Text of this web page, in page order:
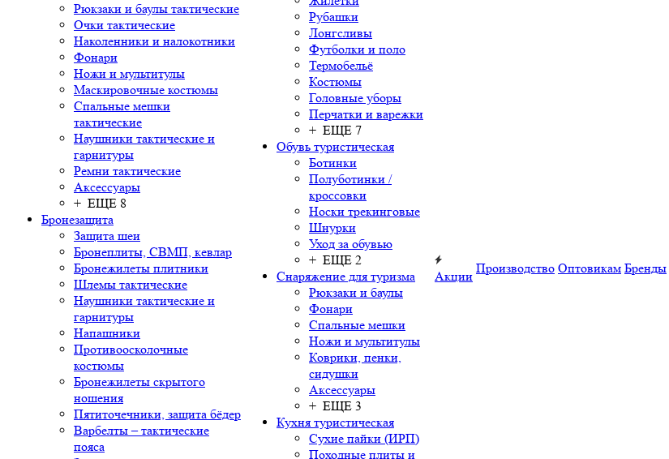
Рюкзаки и баулы тактические
Очки тактические
Наколенники и налокотники
Фонари
Ножи и мультитулы
Маскировочные костюмы
Спальные мешки
тактические
Наушники тактические и
гарнитуры
Ремни тактические
Аксессуары
+ ЕЩЕ 8
Бронезащита
Защита шеи
Бронеплиты, СВМП, кевлар
Бронежилеты плитники
Шлемы тактические
Наушники тактические и
гарнитуры
Напашники
Противоосколочные
костюмы
Бронежилеты скрытого
ношения
Пятиточечники, защита бёдер
Варбелты – тактические
пояса
Рубашки
Лонгсливы
Футболки и поло
Термобельё
Костюмы
Головные уборы
Перчатки и варежки
+ ЕЩЕ 7
Обувь туристическая
Ботинки
Полуботинки /
кроссовки
Носки трекинговые
Шнурки
Уход за обувью
+ ЕЩЕ 2
Снаряжение для туризма
Рюкзаки и баулы
Фонари
Спальные мешки
Ножи и мультитулы
Коврики, пенки,
сидушки
Аксессуары
+ ЕЩЕ 3
Кухня туристическая
Сухие пайки (ИРП)
Походные плиты и
Акции
Производство Оптовикам Бренды